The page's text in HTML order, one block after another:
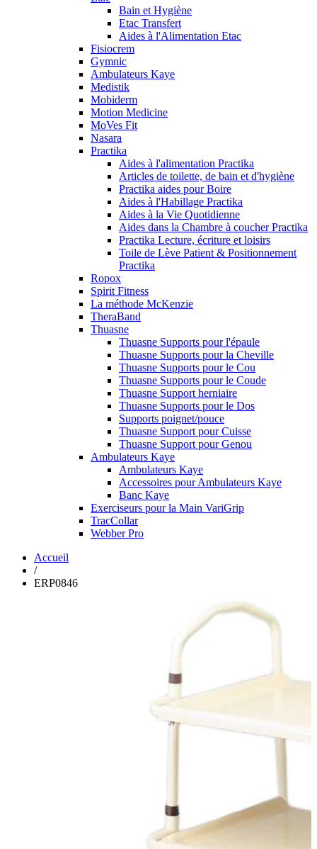
Bain et Hygiène
Etac Transfert
Aides à l'Alimentation Etac
Fisiocrem
Gymnic
Ambulateurs Kaye
Medistik
Mobiderm
Motion Medicine
MoVes Fit
Nasara
Practika
Aides à l'alimentation Practika
Articles de toilette, de bain et d'hygiène
Practika aides pour Boire
Aides à l'Habillage Practika
Aides à la Vie Quotidienne
Aides dans la Chambre à coucher Practika
Practika Lecture, écriture et loisirs
Toile de Lève Patient & Positionnement
Practika
Ropox
Spirit Fitness
La méthode McKenzie
TheraBand
Thuasne
Thuasne Supports pour l'épaule
Thuasne Supports pour la Cheville
Thuasne Supports pour le Cou
Thuasne Supports pour le Coude
Thuasne Support herniaire
Thuasne Supports pour le Dos
Supports poignet/pouce
Thuasne Support pour Cuisse
Thuasne Support pour Genou
Ambulateurs Kaye
Ambulateurs Kaye
Accessoires pour Ambulateurs Kaye
Banc Kaye
Exerciseurs pour la Main VariGrip
TracCollar
Webber Pro
Accueil
/
ERP0846